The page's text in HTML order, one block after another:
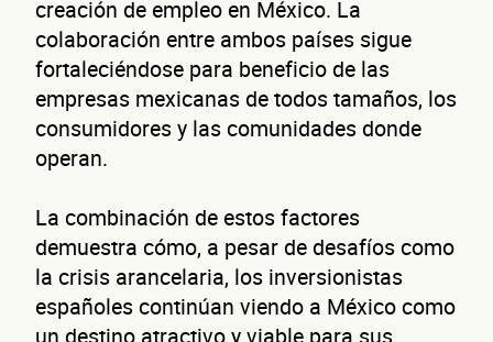
creación de empleo en México. La
colaboración entre ambos países sigue
fortaleciéndose para beneficio de las
empresas mexicanas de todos tamaños, los
consumidores y las comunidades donde
operan.
La combinación de estos factores
demuestra cómo, a pesar de desafíos como
la crisis arancelaria, los inversionistas
españoles continúan viendo a México como
un destino atractivo y viable para sus